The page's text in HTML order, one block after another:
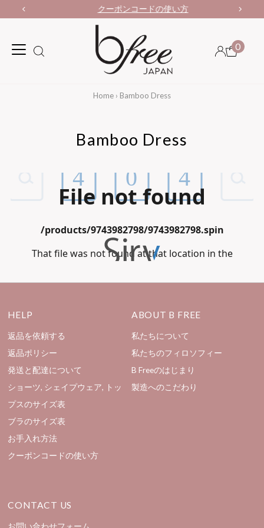
クーポンコードの使い方
0
Home › Bamboo Dress
Bamboo Dress
HELP
返品を依頼する
返品ポリシー
発送と配達について
ショーツ, シェイプウェア, トッ
プスのサイズ表
ブラのサイズ表
お手入れ方法
クーポンコードの使い方
ABOUT B FREE
私たちについて
私たちのフィロソフィー
B Freeのはじまり
製造へのこだわり
CONTACT US